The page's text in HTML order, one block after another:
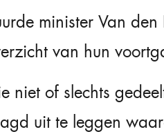
minister Van
van hun
niet of slechts
uit te leggen